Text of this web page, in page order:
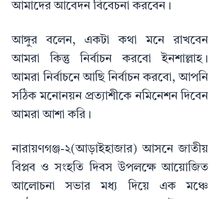
আমাদের আবেদন বিবেচনা করবেন।
আঙ্গুর বলেন, একটা কথা মনে রাখবেন
আমরা কিন্তু নির্বাচন করবো ইনশাল্লাহ।
আমরা নির্বাচনে আছি নির্বাচন করবো, আপনি
সঠিক মনোনয়ন প্রত্যাশীকে নমিনেশন দিবেন
আমরা আশা করি।
নারায়ণগঞ্জ-২(আড়াইহাজার) আসনে জাতীয়
বিপ্লব ও সংহতি দিবস উপলক্ষে আয়োজিত
আলোচনা সভার মধ্য দিয়ে এক মঞ্চে